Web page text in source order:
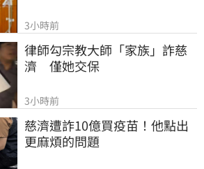
3小時前
律師勾宗教大師「家族」詐慈
濟　僅她交保
3小時前
慈濟遭詐10億買疫苗！他點出
更麻煩的問題